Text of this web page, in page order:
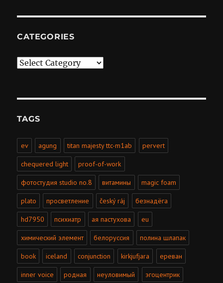
CATEGORIES
Categories
TAGS
ev agung titan majesty ttc-m1ab pervert
chequered light proof-of-work
фотостудия studio no.8 витамины magic foam
plato просветление český ráj безнадёга
hd7950 психиатр ая пастухова eu
химический элемент белоруссия полина шлапак
book iceland conjunction kirkjufjara ереван
inner voice родная неуловимый эгоцентрик